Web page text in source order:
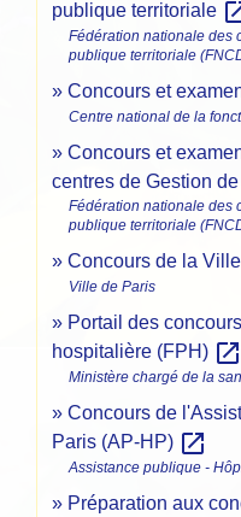
publique territoriale
Fédération nationale des
publique territoriale
Concours et
Centre national de la
Concours et
centres de Gestion
Fédération nationale des
publique territoriale
Concours de la
Ville de Paris
Portail des
hospitalière (FPH) open_in_new
Ministère chargé de la
Concours de
Paris (AP-HP) open_in_new
Assistance publique -
Préparation aux